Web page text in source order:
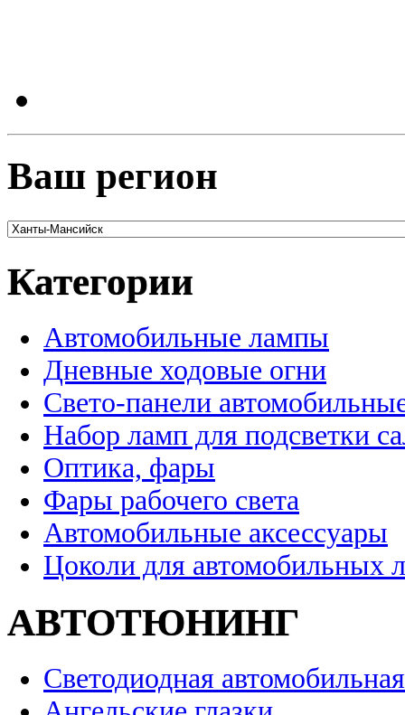
Ваш регион
Категории
Автомобильные лампы
Дневные ходовые огни
Свето-панели
Набор ламп для подсветки
Оптика, фары
Фары рабочего света
Автомобильные аксессуары
Цоколи для автомобильных
АВТОТЮНИНГ
Светодиодная